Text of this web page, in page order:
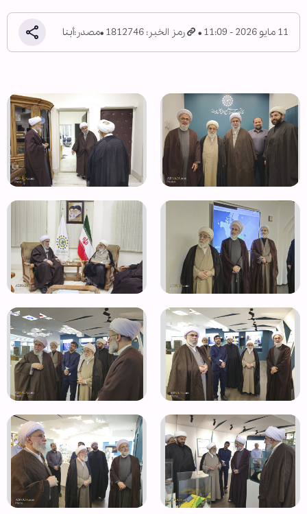
11 مايو 2026 - 11:09 رمز الخبر: 1812746 مصدر:أبنا